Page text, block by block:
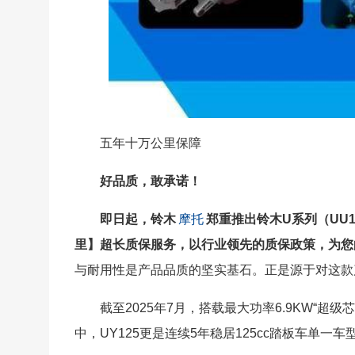
五年十万公里保障
好品质，敢承诺！
即日起，铃木 摩托郑重推出铃木U系列（
里】超长质保服务，以行业领先的质保政策，为
与耐用性是产品品质的坚实基石。正是源于对这
截至2025年7月，搭载最大功率6.9KW“超级
中，UY125更是连续5年稳居125cc踏板车单一车